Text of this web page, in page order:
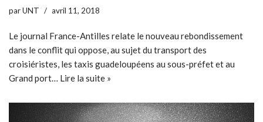
parUNT avril 11, 2018
Le journal France-Antilles relate le nouveau rebondissement
dans le conflit qui oppose, au sujet du transport des
croisiéristes, les taxis guadeloupéens au sous-préfet et au
Grand port… Lire la suite »